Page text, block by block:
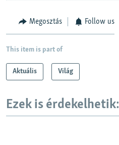
Megosztás Follow us
This item is part of
Aktuális Világ
Ezek is érdekelhetik: